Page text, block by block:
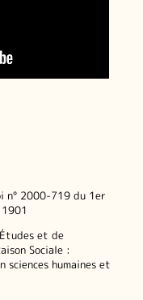
n° 2000-719 du 1er
et de
Sociale :
sciences humaines et